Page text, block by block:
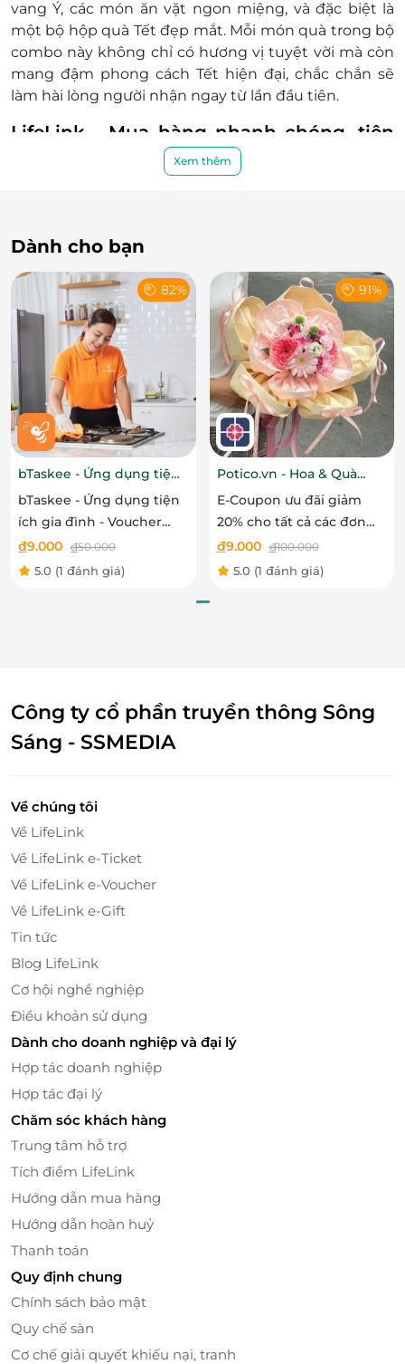
vang Ý, các món ăn vặt ngon miệng, và đặc biệt là
một bộ hộp quà Tết đẹp mắt. Mỗi món quà trong bộ
combo này không chỉ có hương vị tuyệt vời mà còn
mang đậm phong cách Tết hiện đại, chắc chắn sẽ
làm hài lòng người nhận ngay từ lần đầu tiên.
LifeLink - Mua hàng nhanh chóng, tiện
lợi với vô vàn ưu đãi
hảo. Bạn chỉ cần mua voucher, lựa chọn sản phẩm
yêu thích và nhận quà Tết ngay tại nhà. Đây là giải
pháp tiện lợi và nhanh chóng cho mùa Tết bận rộn.
Giá Cả Hợp Lý, Ưu Đãi Hấp Dẫn: Khi mua E-Voucher -
Combo The Mystery 01 trên LifeLink.vn, bạn sẽ nhận
được những ưu đãi đặc biệt, giúp bạn tiết kiệm chi
phí mà vẫn sở hữu món quà Tết cao cấp và chất
lượng. Với mức giá hợp lý, bạn có thể tặng quà cho
gia đình, bạn bè hoặc đối tác mà không lo về giá cả.
Còn chần chờ gì nữa, bạn hãy nhanh tay lựa chọn
những phần quà hấp dẫn từLifeLink để tết thêm
trọn vẹn nhé!
Xem thêm
Dành cho bạn
82%
bTaskee - Ứng dụng tiện
ích gia đình
bTaskee - Ứng dụng tiện
ích gia đình - Voucher
giảm 50% tối đa 50.000
VND nhóm dịch vụ
đ9.000 đ50.000
5.0 (1 đánh giá)
91%
Potico.vn - Hoa & Quà
Tặng
E-Coupon ưu đãi giảm
20% cho tất cả các đơn
hàng đặt online tại
Potico.vn - Hoa & Quà
đ9.000 đ100.000
5.0 (1 đánh giá)
Công ty cổ phần truyền thông Sông
Sáng - SSMEDIA
Về chúng tôi
Về LifeLink
Về LifeLink e-Ticket
Về LifeLink e-Voucher
Về LifeLink e-Gift
Tin tức
Blog LifeLink
Cơ hội nghề nghiệp
Điều khoản sử dụng
Dành cho doanh nghiệp và đại lý
Hợp tác doanh nghiệp
Hợp tác đại lý
Chăm sóc khách hàng
Trung tâm hỗ trợ
Tích điểm LifeLink
Hướng dẫn mua hàng
Hướng dẫn hoàn huỷ
Thanh toán
Quy định chung
Chính sách bảo mật
Quy chế sàn
Cơ chế giải quyết khiếu nại, tranh